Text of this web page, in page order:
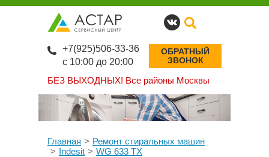
БЕЗ ВЫХОДНЫХ! Все районы Москвы
+7(925)506-33-36
с 10:00 до 20:00
ОБРАТНЫЙ
ЗВОНОК
Главная
Ремонт стиральных машин
Indesit
WG 633 TX